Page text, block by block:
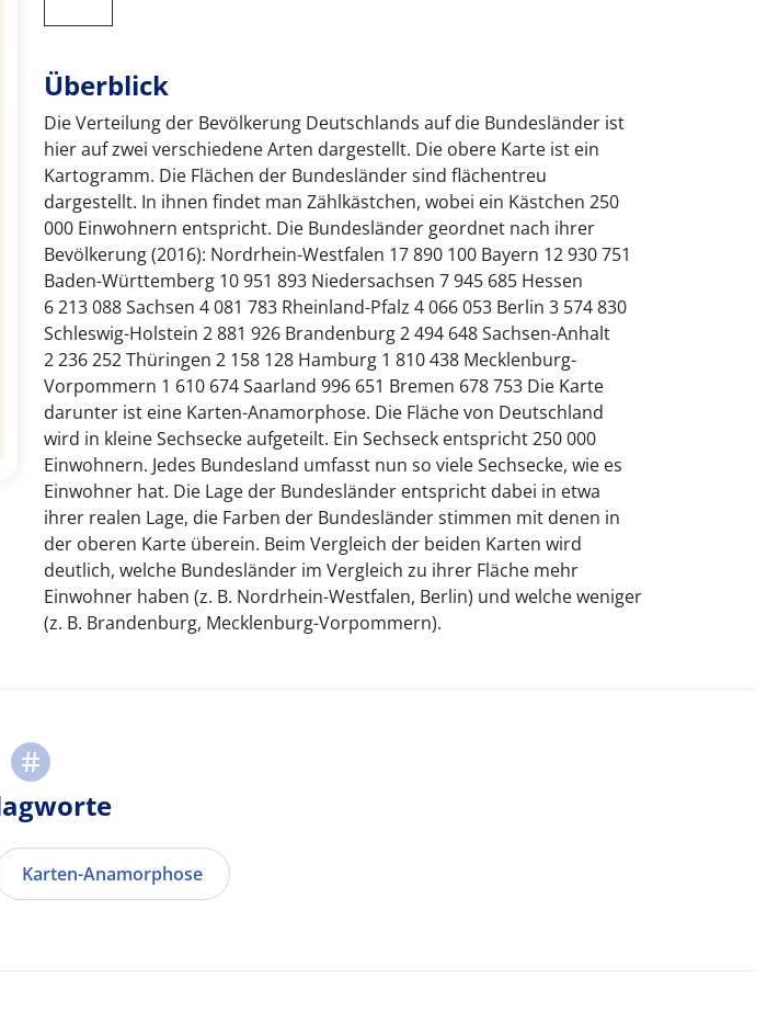
Überblick
Die Verteilung der Bevölkerung Deutschlands auf die Bundesländer ist
hier auf zwei verschiedene Arten dargestellt. Die obere Karte ist ein
Kartogramm. Die Flächen der Bundesländer sind flächentreu
dargestellt. In ihnen findet man Zählkästchen, wobei ein Kästchen 250
000 Einwohnern entspricht. Die Bundesländer geordnet nach ihrer
Bevölkerung (2016): Nordrhein-Westfalen 17 890 100 Bayern 12 930 751
Baden-Württemberg 10 951 893 Niedersachsen 7 945 685 Hessen
6 213 088 Sachsen 4 081 783 Rheinland-Pfalz 4 066 053 Berlin 3 574 830
Schleswig-Holstein 2 881 926 Brandenburg 2 494 648 Sachsen-Anhalt
2 236 252 Thüringen 2 158 128 Hamburg 1 810 438 Mecklenburg-
Vorpommern 1 610 674 Saarland 996 651 Bremen 678 753 Die Karte
darunter ist eine Karten-Anamorphose. Die Fläche von Deutschland
wird in kleine Sechsecke aufgeteilt. Ein Sechseck entspricht 250 000
Einwohnern. Jedes Bundesland umfasst nun so viele Sechsecke, wie es
Einwohner hat. Die Lage der Bundesländer entspricht dabei in etwa
ihrer realen Lage, die Farben der Bundesländer stimmen mit denen in
der oberen Karte überein. Beim Vergleich der beiden Karten wird
deutlich, welche Bundesländer im Vergleich zu ihrer Fläche mehr
Einwohner haben (z. B. Nordrhein-Westfalen, Berlin) und welche weniger
(z. B. Brandenburg, Mecklenburg-Vorpommern).
Karten-Anamorphose